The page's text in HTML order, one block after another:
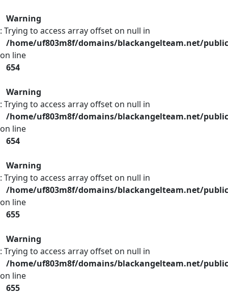
Warning
: Trying to access array offset on null in
/home/uf803m8f/domains/blackangelteam.net/
on line
654
Warning
: Trying to access array offset on null in
/home/uf803m8f/domains/blackangelteam.net/
on line
654
Warning
: Trying to access array offset on null in
/home/uf803m8f/domains/blackangelteam.net/
on line
655
Warning
: Trying to access array offset on null in
/home/uf803m8f/domains/blackangelteam.net/
on line
655